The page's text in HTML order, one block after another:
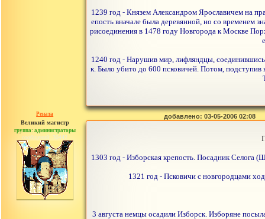
1239 год - Князем Александром Ярославичем на
епость вначале была деревянной, но со временем
рисоединения в 1478 году Новгорода к Москве
1240 год - Нарушив мир, лифляндцы,
к. Было убито до 600 псковичей. Потом, подступив
Рената
Великий магистр
группа: администраторы
сообщений: 30442
добавлено: 03-05-2006 02:08
1303 год - Изборская крепость. Посадник Селога
1321 год - Псковичи с новгородцами
3 августа немцы осадили Изборск. Изборяне